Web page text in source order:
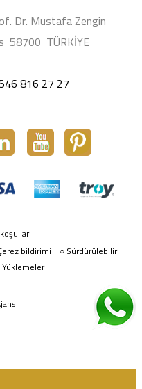
Dr. Mustafa Zengin
58700 TÜRKİYE
816 27 27
bildirimi ○ Sürdürülebilir
Yüklemeler